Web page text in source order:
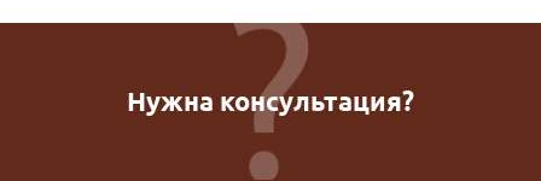
Нужна консультация?